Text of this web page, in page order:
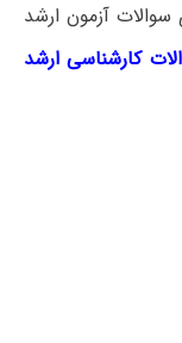
آزمون ارشد
کارشناسی ارشد